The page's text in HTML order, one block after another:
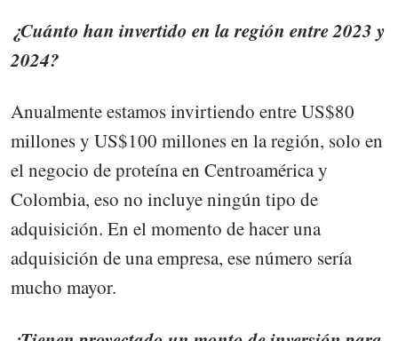
¿Cuánto han invertido en la región entre 2023 y
2024?
Anualmente estamos invirtiendo entre US$80
millones y US$100 millones en la región, solo en
el negocio de proteína en Centroamérica y
Colombia, eso no incluye ningún tipo de
adquisición. En el momento de hacer una
adquisición de una empresa, ese número sería
mucho mayor.